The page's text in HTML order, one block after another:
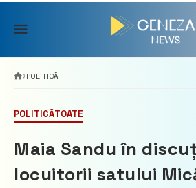
Skip
content
POLITICĂ
POLITICĂTOATE
Maia Sandu în
locuitorii satului